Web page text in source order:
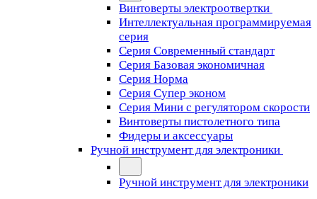
Винтоверты электроотвертки
Интеллектуальная программируемая
серия
Серия Современный стандарт
Серия Базовая экономичная
Серия Норма
Серия Cупер эконом
Серия Мини с регулятором скорости
Винтоверты пистолетного типа
Фидеры и аксессуары
Ручной инструмент для электроники
Ручной инструмент для электроники